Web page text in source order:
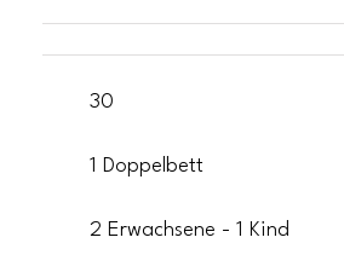
30
1 Doppelbett
2 Erwachsene - 1 Kind